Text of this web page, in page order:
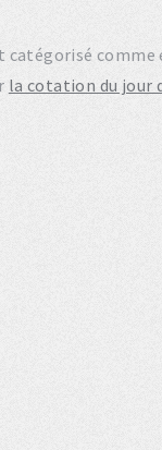
catégorisé
la cotation du jour